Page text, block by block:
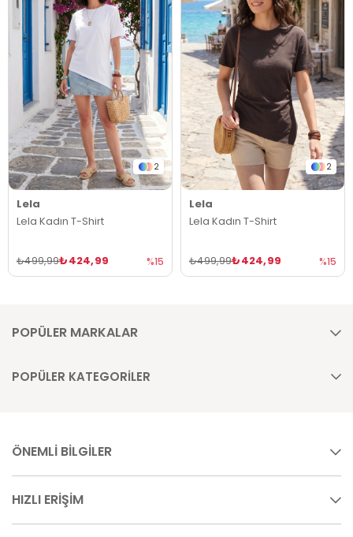
2
Lela
Lela Kadın T-Shirt
₺424,99
₺499,99 %15
2
Lela
Lela Kadın T-Shirt
₺424,99
₺499,99 %15
POPÜLER MARKALAR
POPÜLER KATEGORİLER
ÖNEMLİ BİLGİLER
HIZLI ERİŞİM